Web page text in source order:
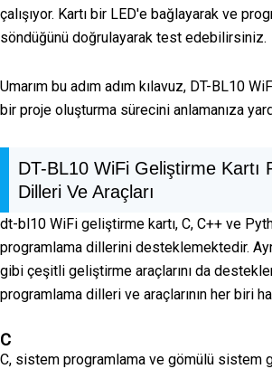
çalışıyor. Kartı bir LED'e bağlayarak ve
söndüğünü doğrulayarak test edebilirsiniz.
Umarım bu adım adım kılavuz, DT-BL10
bir proje oluşturma sürecini anlamanıza
DT-BL10 WiFi Geliştirme Kartı
Dilleri Ve Araçları
dt-bl10 WiFi geliştirme kartı, C, C++ ve
programlama dillerini desteklemektedir.
gibi çeşitli geliştirme araçlarını da
programlama dilleri ve araçlarının her biri
C
C, sistem programlama ve gömülü sistem